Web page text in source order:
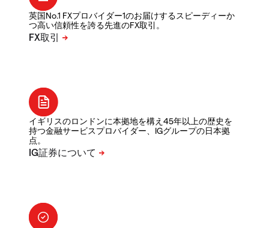
英国No.1 FXプロバイダー1のお届けするスピーディーか
つ高い信頼性を誇る先進のFX取引。
イギリスのロンドンに本拠地を構え45年以上の歴史を
持つ金融サービスプロバイダー、IGグループの日本拠
点。